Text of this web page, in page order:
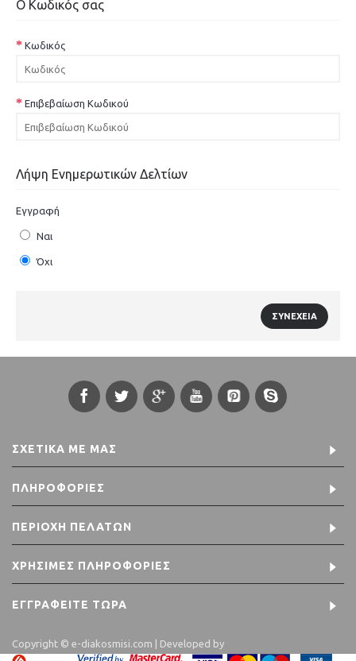
Ο Κωδικός σας
Κωδικός
Επιβεβαίωση Κωδικού
Λήψη Ενημερωτικών Δελτίων
Εγγραφή
Ναι
Όχι
ΣΧΕΤΙΚΆ ΜΕ ΜΑΣ
ΠΛΗΡΟΦΟΡΊΕΣ
ΠΕΡΙΟΧΉ ΠΕΛΑΤΏΝ
ΧΡΉΣΙΜΕΣ ΠΛΗΡΟΦΟΡΊΕΣ
ΕΓΓΡΑΦΕΊΤΕ ΤΏΡΑ
Copyright © e-diakosmisi.com | Developed by